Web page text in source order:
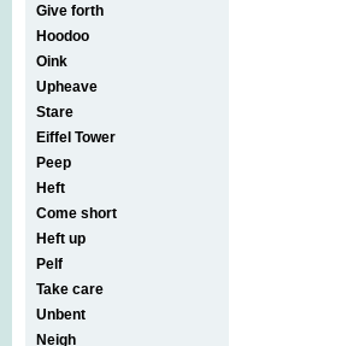
Give forth
Hoodoo
Oink
Upheave
Stare
Eiffel Tower
Peep
Heft
Come short
Heft up
Pelf
Take care
Unbent
Neigh